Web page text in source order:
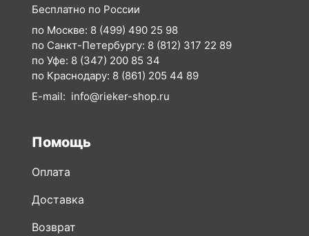
Бесплатно по России
по Москве: 8 (499) 490 25 98
по Санкт-Петербургу: 8 (812) 317 22 89
по Уфе: 8 (347) 200 85 34
по Краснодару: 8 (861) 205 44 89
E-mail: info@rieker-shop.ru
Помощь
Оплата
Доставка
Возврат